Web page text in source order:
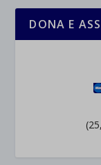
DONA E